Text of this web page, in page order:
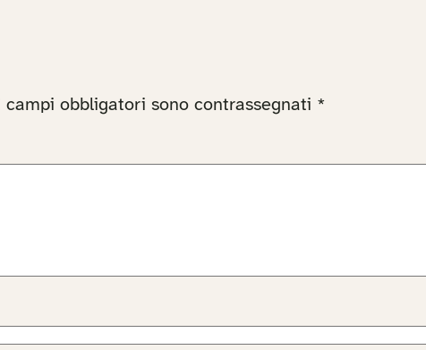
campi obbligatori sono contrassegnati *